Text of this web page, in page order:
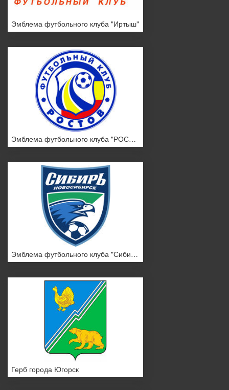
Эмблема футбольного клуба "Иртыш"
Эмблема футбольного клуба "РОСТОВ"
Эмблема футбольного клуба "Сибирь"
Герб города Югорск